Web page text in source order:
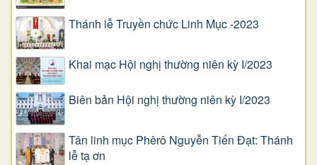
Thánh lễ Truyền chức Linh Mục -2023
Khai mạc Hội nghị thường niên kỳ I/2023
Biên bản Hội nghị thường niên kỳ I/2023
Tân linh mục Phêrô Nguyễn Tiến Đạt: Thánh
lễ tạ ơn